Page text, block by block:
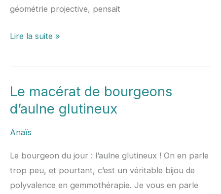
géométrie projective, pensait
Lire la suite »
Le macérat de bourgeons
d’aulne glutineux
Anaïs
Le bourgeon du jour : l’aulne glutineux ! On en parle
trop peu, et pourtant, c’est un véritable bijou de
polyvalence en gemmothérapie. Je vous en parle
Le
macérat
bourgeons